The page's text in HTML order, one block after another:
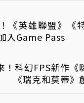
《英雄聯盟》《
入Game Pass
！科幻FPS新作《
《瑞克和莫蒂